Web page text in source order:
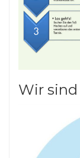
Wir